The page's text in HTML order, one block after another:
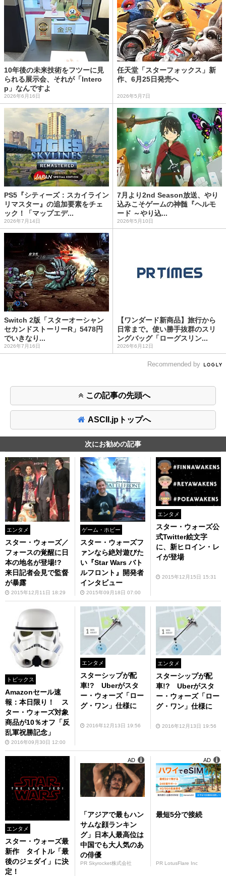
10年後の未来技術をフツーに見
られる展示会、それが「Intero
p」なんですよ
2026年6月16日
任天堂「スターフォックス」新
作、6月25日発売へ
2026年5月7日
PS5『シティーズ：スカイライン
リマスター』の追加要素をチェ
ック！「マップエデ...
2026年7月14日
7月より2nd Season放送、やり
込みこそゲームの神髄『ヘルモ
ード ～やり込...
2026年5月10日
Switch 2版「スターオーシャン
セカンドストーリーR」5478円
でいきなり...
2026年7月16日
【ワンダード新商品】旅行から
日常まで。使い勝手抜群のスリ
ングバッグ「ローグスリン...
2026年6月12日
Recommended by
この記事の先頭へ
ASCII.jpトップへ
次にお勧めの記事
エンタメ
スター・ウォーズ／
フォースの覚醒に日
本の地名が登場!?
来日記者会見で監督
が暴露
2015年12月11日 18:29
ゲーム・ホビー
スター・ウォーズフ
ァンなら絶対遊びた
い『Star Wars バト
ルフロント』開発者
インタビュー
2015年09月18日 07:00
エンタメ
スター・ウォーズ公
式Twitter絵文字
に、新ヒロイン・レ
イが登場
2015年12月15日 15:31
トピックス
Amazonセール速
報：本日限り！ ス
ター・ウォーズ対象
商品が10％オフ「反
乱軍祝勝記念」
2016年09月30日 12:00
エンタメ
スターシップが配
車!? Uberがスタ
ー・ウォーズ「ロー
グ・ワン」仕様に
2016年12月13日 19:56
エンタメ
スターシップが配
車!? Uberがスタ
ー・ウォーズ「ロー
グ・ワン」仕様に
2016年12月13日 19:56
エンタメ
スター・ウォーズ最
新作 タイトル「最
後のジェダイ」に決
定！
「アジアで最もハン
サムな顔ランキン
グ」日本人最高位は
中国でも大人気のあ
の俳優
PR Skyrocket株式会社
AD
最短5分で接続
PR LotusFlare Inc
AD